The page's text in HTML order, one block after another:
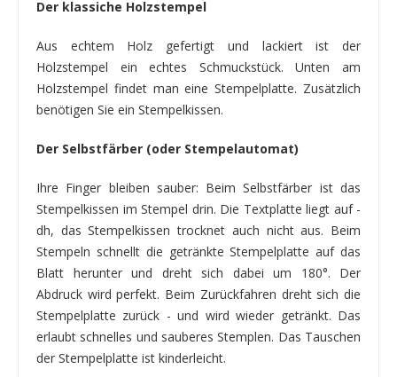
Der klassiche Holzstempel
Aus echtem Holz gefertigt und lackiert ist der
Holzstempel ein echtes Schmuckstück. Unten am
Holzstempel findet man eine Stempelplatte. Zusätzlich
benötigen Sie ein Stempelkissen.
Der Selbstfärber (oder Stempelautomat)
Ihre Finger bleiben sauber: Beim Selbstfärber ist das
Stempelkissen im Stempel drin. Die Textplatte liegt auf -
dh, das Stempelkissen trocknet auch nicht aus. Beim
Stempeln schnellt die getränkte Stempelplatte auf das
Blatt herunter und dreht sich dabei um 180°. Der
Abdruck wird perfekt. Beim Zurückfahren dreht sich die
Stempelplatte zurück - und wird wieder getränkt. Das
erlaubt schnelles und sauberes Stemplen. Das Tauschen
der Stempelplatte ist kinderleicht.